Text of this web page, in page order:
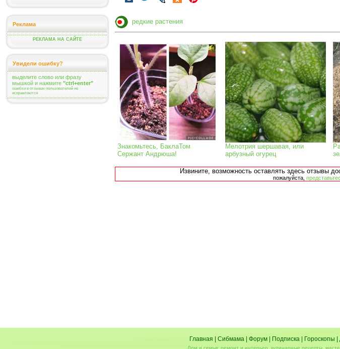
Реклама
РЕКЛАМА НА САЙТЕ
Увидели ошибку?
выделите слово или фразу
мышкой и нажмите "ctrl+enter"
ошибки в отзывах пользователей не
исправляются
редкие растения
Знакомьтесь, БаклаТом
Сержант Андрюша!
Мелотрия шершавая, или
арбузный огурец
Извините, возможность оставлять здесь отзывы
пожалуйста,
Главная Сибмама| Форум| Подписка| Гороскопы
Дом и семья: ремонт и интерьер, кулинарные рецепты,